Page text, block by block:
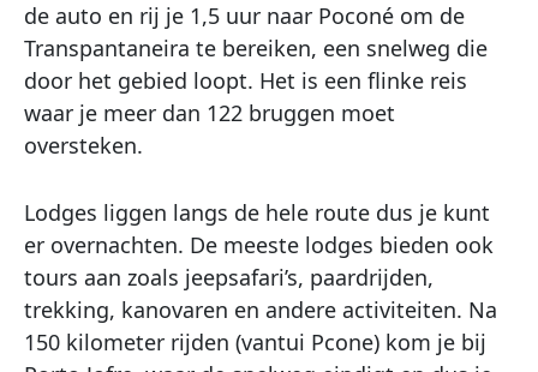
de auto en rij je 1,5 uur naar Poconé om de
Transpantaneira te bereiken, een snelweg die
door het gebied loopt. Het is een flinke reis
waar je meer dan 122 bruggen moet
oversteken.
Lodges liggen langs de hele route dus je kunt
er overnachten. De meeste lodges bieden ook
tours aan zoals jeepsafari’s, paardrijden,
trekking, kanovaren en andere activiteiten. Na
150 kilometer rijden (vantui Pcone) kom je bij